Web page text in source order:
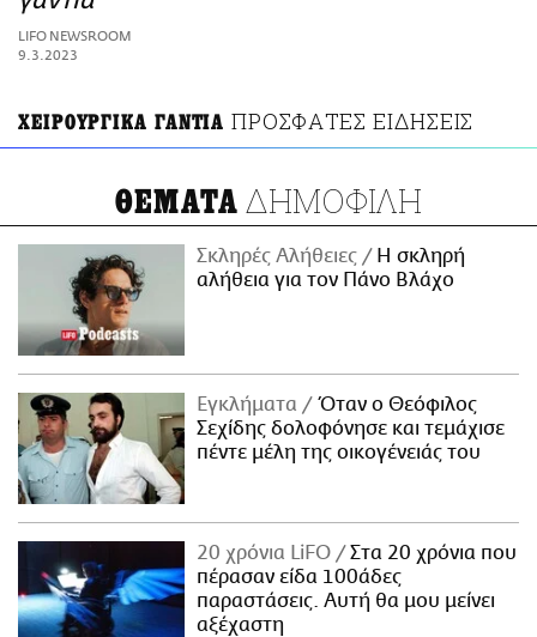
ΑΜΠΑ
PRINT
LIFO NEWSROOM
9.3.2023
ΧΕΙΡΟΥΡΓΙΚΑ ΓΑΝΤΙΑ ΠΡΟΣΦΑΤΕΣ ΕΙΔΗΣΕΙΣ
ΘΕΜΑΤΑ ΔΗΜΟΦΙΛΗ
Σκληρές Αλήθειες
H σκληρή
αλήθεια για τον Πάνο Βλάχο
Εγκλήματα
Όταν ο Θεόφιλος
Σεχίδης δολοφόνησε και τεμάχισε
πέντε μέλη της οικογένειάς του
20 χρόνια LiFO
Στα 20 χρόνια που
πέρασαν είδα 100άδες
παραστάσεις. Αυτή θα μου μείνει
αξέχαστη